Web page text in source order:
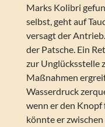
Marks Kolibri
selbst, geht auf
versagt der
der Patsche. Ein
zur Unglücksstelle
Maßnahmen
Wasserdruck
wenn er den
könnte er